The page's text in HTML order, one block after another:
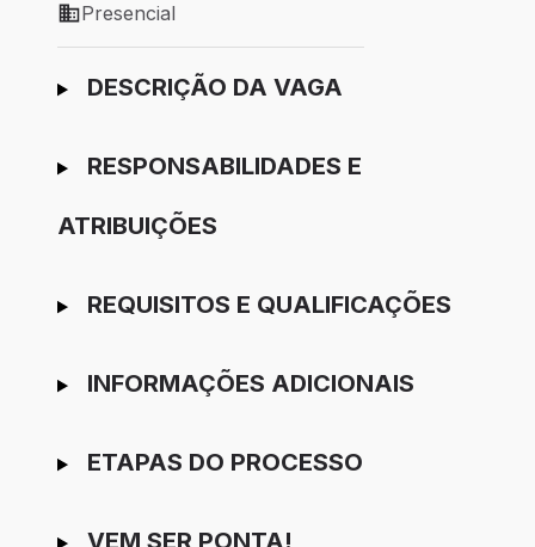
Modelo de trabalho: Presencial
Presencial
Ir para candidatura
DESCRIÇÃO DA VAGA
RESPONSABILIDADES E
ATRIBUIÇÕES
REQUISITOS E QUALIFICAÇÕES
INFORMAÇÕES ADICIONAIS
ETAPAS DO PROCESSO